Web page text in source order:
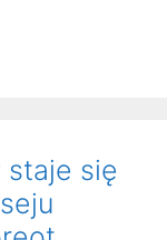
staje się